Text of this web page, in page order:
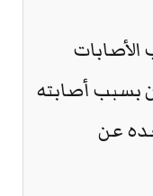
بسبب الأصابات
بسبب أصابته
عن